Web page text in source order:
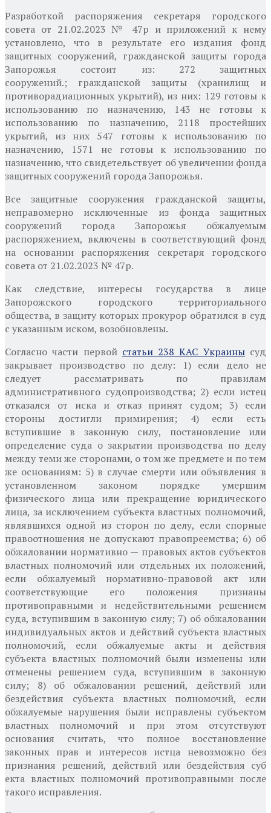
Разработкой распоряжения секретаря городского
совета от 21.02.2023 № 47р и приложений к нему
установлено, что в результате его издания фонд
защитных сооружений, гражданской защиты города
Запорожья состоит из: 272 защитных
сооружений.; гражданской защиты (хранилищ и
противорадиационных укрытий), из них: 129 готовы к
использованию по назначению, 143 не готовы к
использованию по назначению, 2118 простейших
укрытий, из них 547 готовы к использованию по
назначению, 1571 не готовы к использованию по
назначению, что свидетельствует об увеличении фонда
защитных сооружений города Запорожья.
Все защитные сооружения гражданской защиты,
неправомерно исключенные из фонда защитных
сооружений города Запорожья обжалуемым
распоряжением, включены в соответствующий фонд
на основании распоряжения секретаря городского
совета от 21.02.2023 № 47р.
Как следствие, интересы государства в лице
Запорожского городского территориального
общества, в защиту которых прокурор обратился в суд
с указанным иском, возобновлены.
Согласно части первой статьи 238 КАС Украинысуд
закрывает производство по делу: 1) если дело не
следует рассматривать по правилам
административного судопроизводства; 2) если истец
отказался от иска и отказ принят судом; 3) если
стороны достигли примирения; 4) если есть
вступившие в законную силу, постановление или
определение суда о закрытии производства по делу
между теми же сторонами, о том же предмете и по тем
же основаниям: 5) в случае смерти или объявления в
установленном законом порядке умершим
физического лица или прекращение юридического
лица, за исключением субъекта властных полномочий,
являвшихся одной из сторон по делу, если спорные
правоотношения не допускают правопреемства; 6) об
обжаловании нормативно — правовых актов субъектов
властных полномочий или отдельных их положений,
если обжалуемый нормативно-правовой акт или
соответствующие его положения признаны
противоправными и недействительными решением
суда, вступившим в законную силу; 7) об обжаловании
индивидуальных актов и действий субъекта властных
полномочий, если обжалуемые акты и действия
субъекта властных полномочий были изменены или
отменены решением суда, вступившим в законную
силу; 8) об обжаловании решений, действий или
бездействия субъекта властных полномочий, если
обжалуемые нарушения были исправлены субъектом
властных полномочий и при этом отсутствуют
основания считать, что полное восстановление
законных прав и интересов истца невозможно без
признания решений, действий или бездействия суб
екта властных полномочий противоправными после
такого исправления.